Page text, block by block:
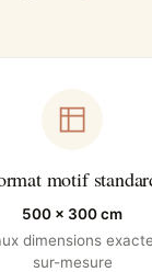
motif
500 × 300 cm
dimensions
sur-mesure